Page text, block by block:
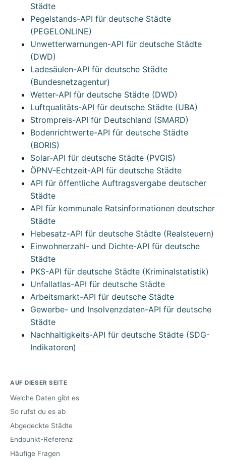
Städte
Pegelstands-API für deutsche Städte
(PEGELONLINE)
Unwetterwarnungen-API für deutsche Städte
(DWD)
Ladesäulen-API für deutsche Städte
(Bundesnetzagentur)
Wetter-API für deutsche Städte (DWD)
Luftqualitäts-API für deutsche Städte (UBA)
Strompreis-API für Deutschland (SMARD)
Bodenrichtwerte-API für deutsche Städte
(BORIS)
Solar-API für deutsche Städte (PVGIS)
ÖPNV-Echtzeit-API für deutsche Städte
API für öffentliche Auftragsvergabe deutscher
Städte
API für kommunale Ratsinformationen deutscher
Städte
Hebesatz-API für deutsche Städte (Realsteuern)
Einwohnerzahl- und Dichte-API für deutsche
Städte
PKS-API für deutsche Städte (Kriminalstatistik)
Unfallatlas-API für deutsche Städte
Arbeitsmarkt-API für deutsche Städte
Gewerbe- und Insolvenzdaten-API für deutsche
Städte
Nachhaltigkeits-API für deutsche Städte (SDG-
Indikatoren)
AUF DIESER SEITE
Welche Daten gibt es
So rufst du es ab
Abgedeckte Städte
Endpunkt-Referenz
Häufige Fragen